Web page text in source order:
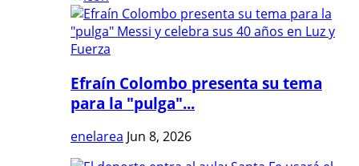
Efraín Colombo presenta su tema
para la "pulga"...
enelarea Jun 8, 2026